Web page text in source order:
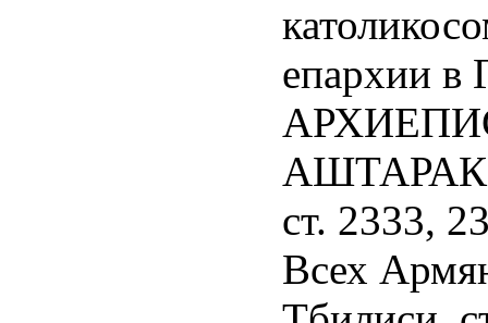
епархии в
ст. 2333,
Всех